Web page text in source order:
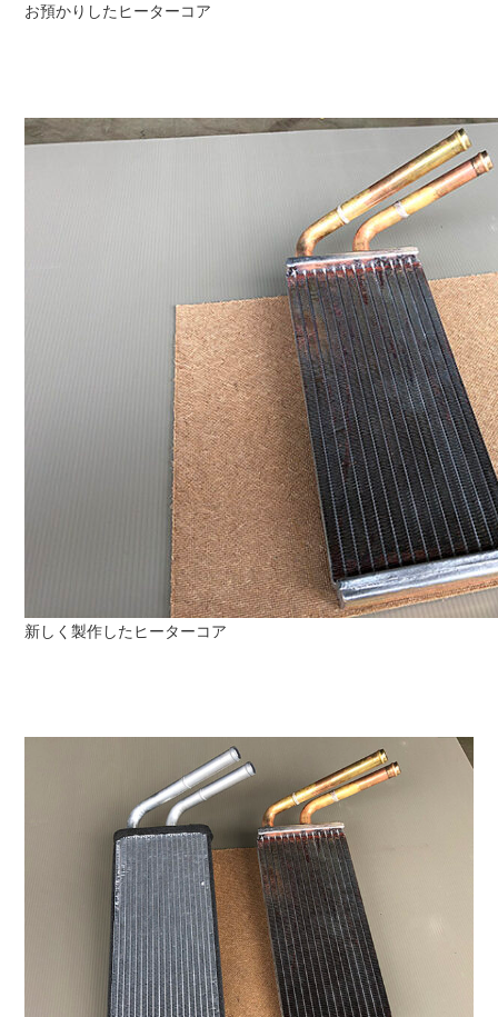
お預かりしたヒーターコア
新しく製作したヒーターコア